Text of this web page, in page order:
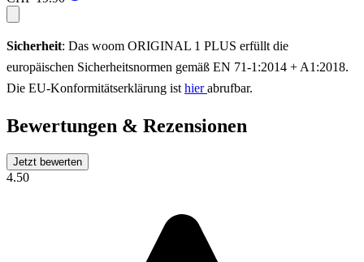
Sicherheit: Das woom ORIGINAL 1 PLUS erfüllt die
europäischen Sicherheitsnormen gemäß EN 71-1:2014 + A1:2018.
Die EU-Konformitätserklärung ist hierabrufbar.
Bewertungen & Rezensionen
Jetzt bewerten
4.50